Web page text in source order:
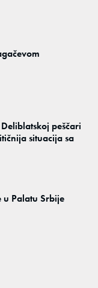
peščari
situacija sa
u Palatu Srbije